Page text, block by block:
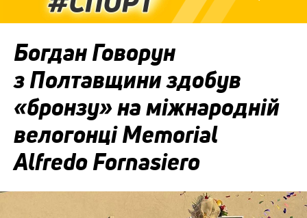
Богдан Говорун
з Полтавщини здобув
«бронзу» на міжнародній
велогонці Memorial
Alfredo Fornasiero